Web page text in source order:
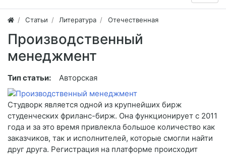
Статьи Литература Отечественная
Производственный
менеджмент
Тип статьи: Авторская
Студворк является одной из крупнейших бирж
студенческих фриланс-бирж. Она функционирует с 2011
года и за это время привлекла большое количество как
заказчиков, так и исполнителей, которые смогли найти
друг друга. Регистрация на платформе происходит